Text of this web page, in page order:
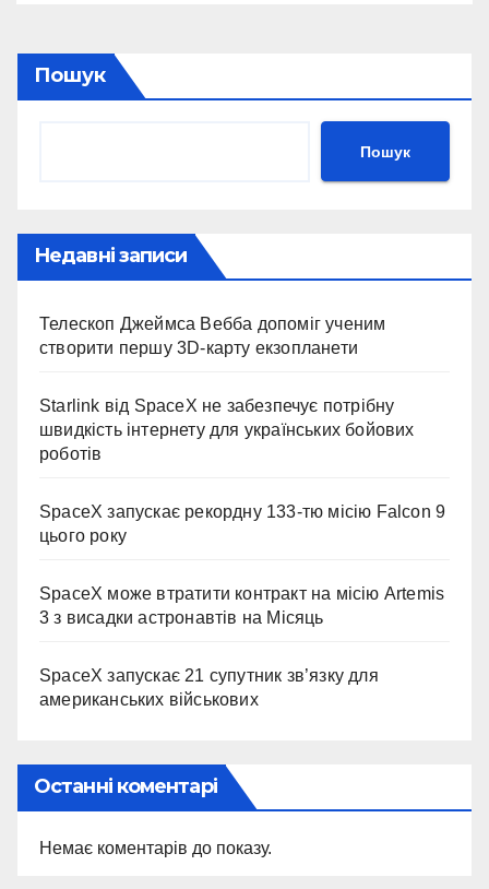
Пошук
Пошук
Недавні записи
Телескоп Джеймса Вебба допоміг ученим
створити першу 3D-карту екзопланети
Starlink від SpaceX не забезпечує потрібну
швидкість інтернету для українських бойових
роботів
SpaceX запускає рекордну 133-тю місію Falcon 9
цього року
SpaceX може втратити контракт на місію Artemis
3 з висадки астронавтів на Місяць
SpaceX запускає 21 супутник зв’язку для
американських військових
Останні коментарі
Немає коментарів до показу.